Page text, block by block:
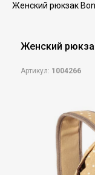
Женский рюкзак
Женский
Артикул: 1004266